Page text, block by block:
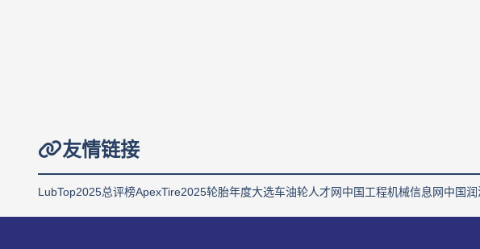
友情链接
LubTop2025总评榜ApexTire2025轮胎年度大选车油轮人才网中国工程机械信息网中国